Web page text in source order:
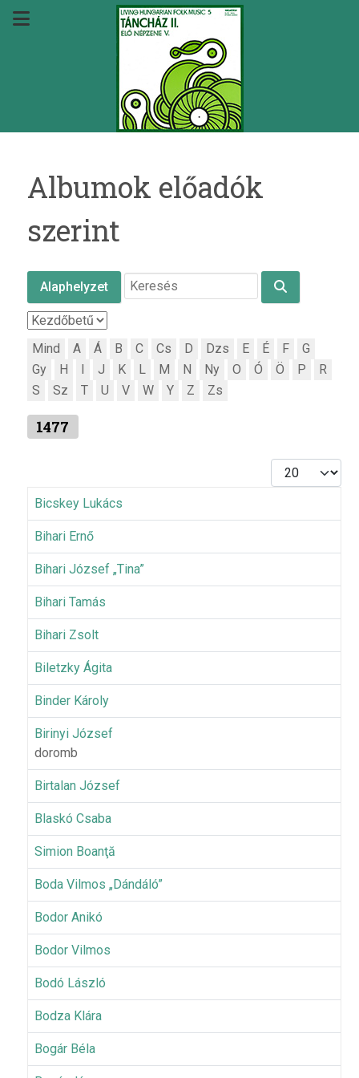
Albumok előadók
szerint
Alaphelyzet
Mind A Á B C Cs D Dzs E É F
G
Gy
H J K L M N Ny O Ó Ö P
R
S
Sz T U V W Y Z Zs
1477
Tételek #
Bicskey Lukács
Bihari Ernő
Bihari József „Tina”
Bihari Tamás
Bihari Zsolt
Biletzky Ágita
Binder Károly
Birinyi József
doromb
Birtalan József
Blaskó Csaba
Simion Boanţă
Boda Vilmos „Dándáló”
Bodor Anikó
Bodor Vilmos
Bodó László
Bodza Klára
Bogár Béla